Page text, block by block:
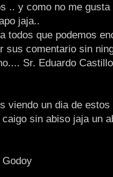
.. y como no me
jaja..
todos que podemos
sus comentario sin
Sr. Eduardo
viendo un dia de
sin abiso jaja un